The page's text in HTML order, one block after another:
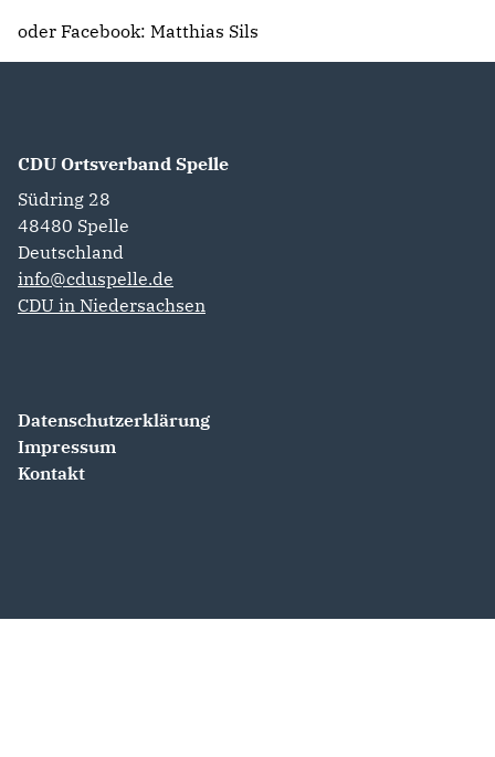
oder Facebook: Matthias Sils
CDU Ortsverband Spelle
Südring 28
48480 Spelle
Deutschland
info@cduspelle.de
CDU in Niedersachsen
Datenschutzerklärung
Impressum
Kontakt